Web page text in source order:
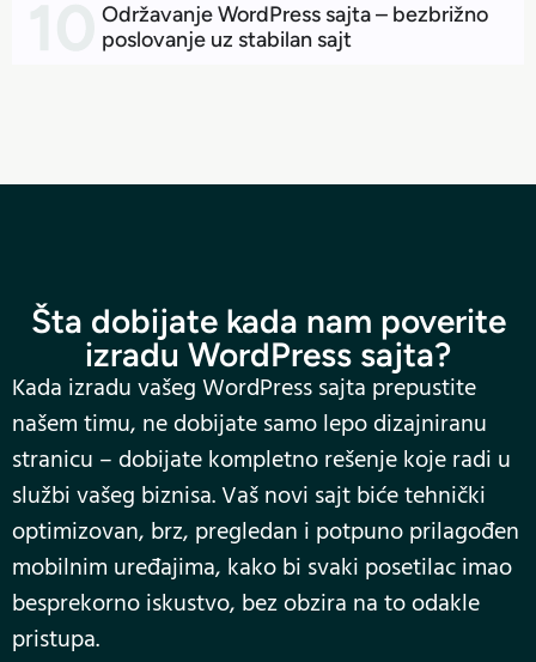
Održavanje WordPress sajta – bezbrižno
poslovanje uz stabilan sajt
Šta dobijate kada nam poverite
izradu WordPress sajta?
Kada izradu vašeg WordPress sajta prepustite
našem timu, ne dobijate samo lepo dizajniranu
stranicu – dobijate kompletno rešenje koje radi u
službi vašeg biznisa. Vaš novi sajt biće tehnički
optimizovan, brz, pregledan i potpuno prilagođen
mobilnim uređajima, kako bi svaki posetilac imao
besprekorno iskustvo, bez obzira na to odakle
pristupa.